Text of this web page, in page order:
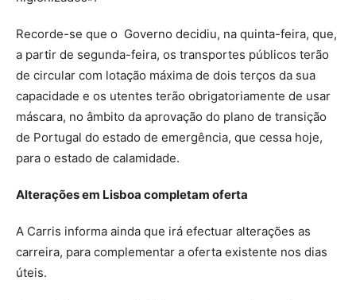
Recorde-se que o Governo decidiu, na quinta-feira, que,
a partir de segunda-feira, os transportes públicos terão
de circular com lotação máxima de dois terços da sua
capacidade e os utentes terão obrigatoriamente de usar
máscara, no âmbito da aprovação do plano de transição
de Portugal do estado de emergência, que cessa hoje,
para o estado de calamidade.
Alterações em Lisboa completam oferta
A Carris informa ainda que irá efectuar alterações as
carreira, para complementar a oferta existente nos dias
úteis.